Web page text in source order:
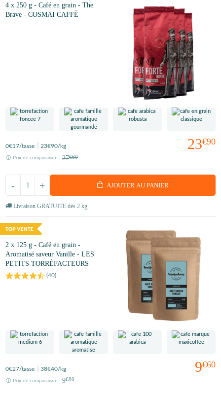
4 x 250 g - Café en grain - The
Brave - COSMAI CAFFÈ
23€90
0€17/tasse 23€90/kg
Prix de comparaison : 27€60
+
- AJOUTER AU PANIER
Livraison GRATUITE dès 2 kg
2 x 125 g - Café en grain -
Aromatisé saveur Vanille - LES
PETITS TORRÉFACTEURS
(40)
9€60
0€27/tasse 38€40/kg
Prix de comparaison : 9€80